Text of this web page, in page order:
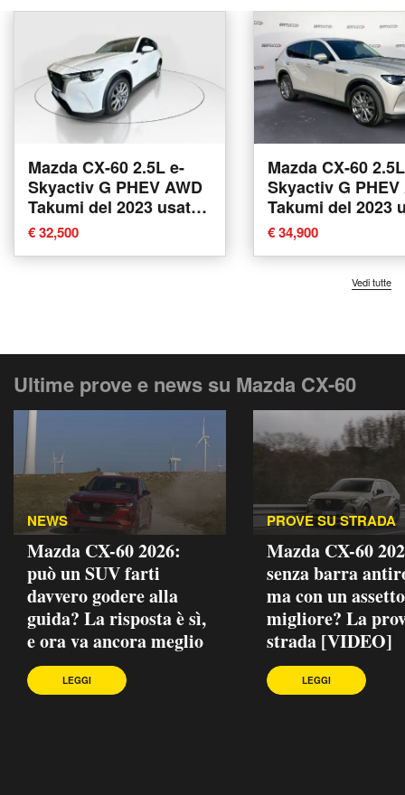
Mazda CX-60 2.5L e-
Skyactiv G PHEV AWD
Takumi del 2023 usata
a Modena
€ 32,500
Mazda CX-60
Skyactiv G PHEV
Takumi del 2023
a Verona
€ 34,900
Vedi tutte
Ultime prove e news su Mazda CX-60
NEWS
Mazda CX-60 2026:
può un SUV farti
davvero godere alla
guida? La risposta è sì,
e ora va ancora meglio
LEGGI
PROVE SU STRADA
Mazda CX-60
senza barra
ma con un assetto
migliore? La
strada [VIDEO]
LEGGI